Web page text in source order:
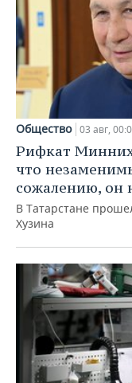
Общество 03 авг,
Рифкат
что
сожалению, он
В Татарстане
Хузина